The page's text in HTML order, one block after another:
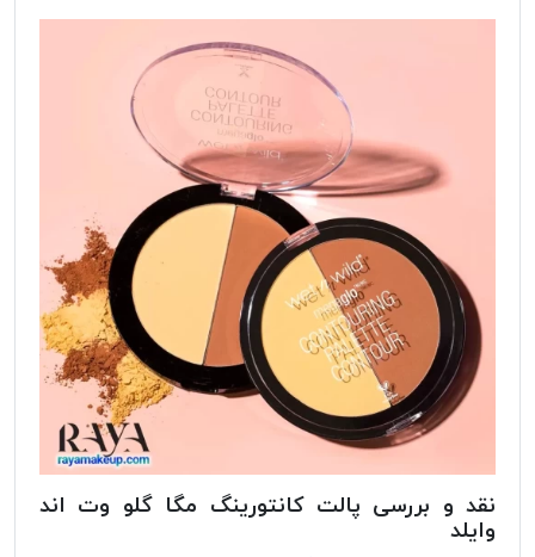
نقد و بررسی پالت کانتورینگ مگا گلو وت اند
وایلد